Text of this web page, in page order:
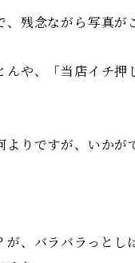
残念ながら写真が
や、「当店イチ
りですが、いかが
、バラバラっと